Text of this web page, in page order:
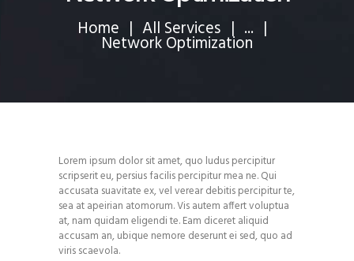
Home All Services ...
Network Optimization
Lorem ipsum dolor sit amet, quo ludus percipitur
scripserit eu, persius facilis percipitur mea ne. Qui
accusata suavitate ex, vel verear debitis percipitur te,
sea at apeirian atomorum. Vis autem affert voluptua
at, nam quidam eligendi te. Eam diceret aliquid
accusam an, ubique nemore deserunt ei sed, quo ad
viris scaevola.